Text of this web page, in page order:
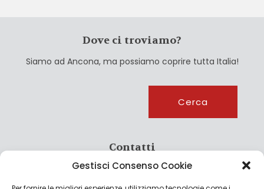
Gestisci Consenso Cookie
Dove ci troviamo?
Siamo ad Ancona, ma possiamo coprire tutta Italia!
Cerca
Contatti
info@culturagroalimentare.com